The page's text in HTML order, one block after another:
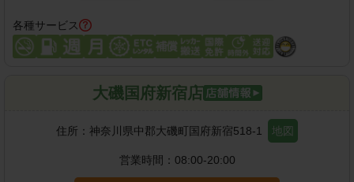
各種サービス
大磯国府新宿店
住所： 神奈川県中郡大磯町国府新宿518-1 地図
営業時間： 08:00-20:00